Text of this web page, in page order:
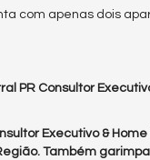
com apenas dois
PR Consultor
Executivo &
Também